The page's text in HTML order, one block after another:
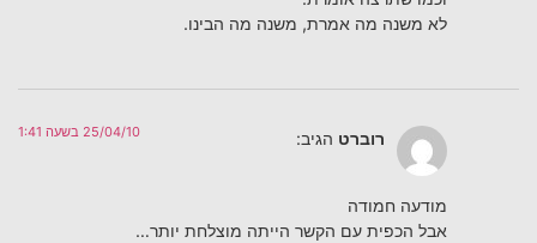
לא משנה מה אמרת, משנה מה הבינו.
רוברט הגיב: 25/04/10 בשעה 1:41
מודעה חמודה
אבל הכפית עם הקשר הייתה מוצלחת יותר…